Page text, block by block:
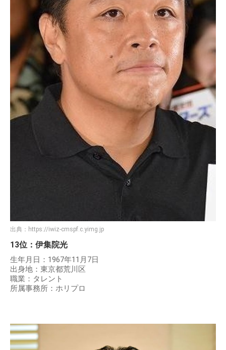
出典： https://iwiz-cmspf.c.yimg.jp
13位：伊集院光
生年月日：1967年11月7日
出身地：東京都荒川区
職業：タレント
所属事務所：ホリプロ